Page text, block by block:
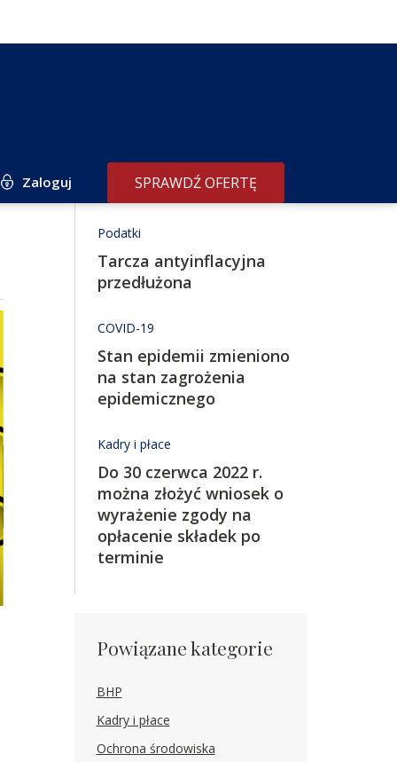
Zaloguj SPRAWDŹ OFERTĘ
Redakcja poleca
Podatki
Tarcza antyinflacyjna
przedłużona
COVID-19
Stan epidemii zmieniono
na stan zagrożenia
epidemicznego
Kadry i płace
Do 30 czerwca 2022 r.
można złożyć wniosek o
wyrażenie zgody na
opłacenie składek po
terminie
Powiązane kategorie
BHP
Kadry i płace
Ochrona środowiska